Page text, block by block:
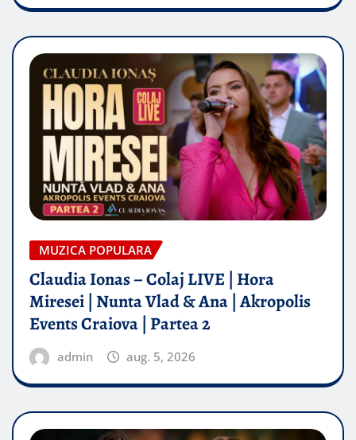
MUZICA POPULARA
Claudia Ionas – Colaj LIVE | Hora
Miresei | Nunta Vlad & Ana | Akropolis
Events Craiova | Partea 2
admin aug. 5, 2026